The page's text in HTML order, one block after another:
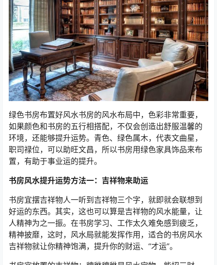
绿色书房布置好风水书房的风水布局中，色彩非常重要，
如果颜色和书房的五行相搭配，不仅会创造出舒服温馨的
环境，还能够提升运势。青色、绿色属木，代表文曲星，
职司禄位，可以助旺文昌，所以书房用绿色家具饰品来布
置，有助于事业运的提升。
书房风水提升运势方法一：吉祥物来助运
书房宜摆吉祥物人一听到吉祥物三个字，就即就会联想到
好运的东西。其实，这也可以算是吉祥物的风水能量，让
人精神为之一振。在书房学习、工作太久难免感到疲乏，
精神披靡，这时，风水局就能发挥作用，适合的书房风水
吉祥物就让你精神饱满，提升你的财运、“才运”。